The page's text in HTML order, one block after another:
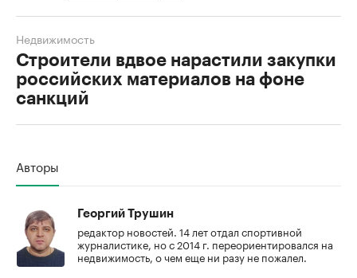
00:00 / 00:00
Строители вдвое нарастили закупки
российских материалов на фоне
санкций
Недвижимость
Авторы
Георгий Трушин
редактор новостей. 14 лет отдал спортивной
журналистике, но с 2014 г. переориентировался на
недвижимость, о чем еще ни разу не пожалел.